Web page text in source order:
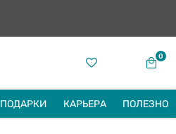
0
ПОДАРКИ КАРЬЕРА ПОЛЕЗНО